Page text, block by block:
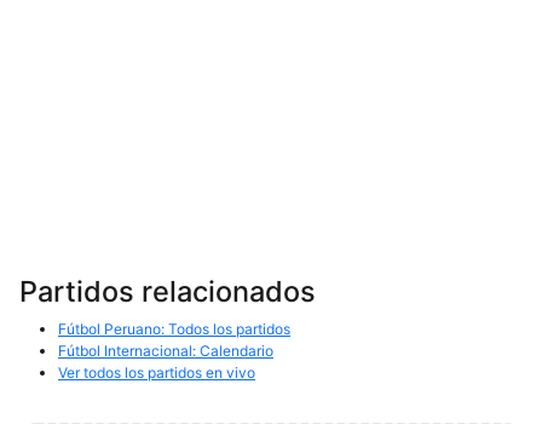
Partidos relacionados
Fútbol Peruano: Todos los partidos
Fútbol Internacional: Calendario
Ver todos los partidos en vivo